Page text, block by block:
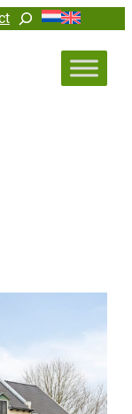
Zoeken